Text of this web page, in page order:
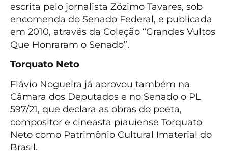
escrita pelo jornalista Zózimo Tavares, sob
encomenda do Senado Federal, e publicada
em 2010, através da Coleção “Grandes Vultos
Que Honraram o Senado”.
Torquato Neto
Flávio Nogueira já aprovou também na
Câmara dos Deputados e no Senado o PL
597/21, que declara as obras do poeta,
compositor e cineasta piauiense Torquato
Neto como Patrimônio Cultural Imaterial do
Brasil.